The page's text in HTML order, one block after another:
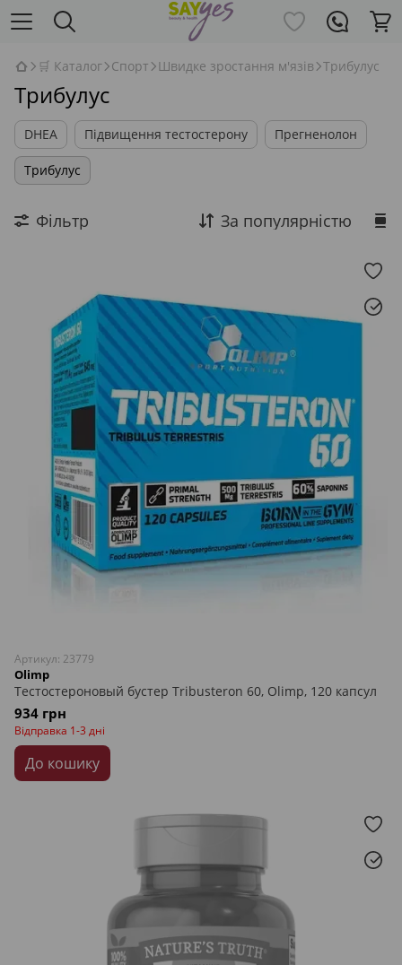
🛒 Каталог Спорт Швидке зростання м'язів Трибулус
Трибулус
DHEA Підвищення тестостерону Прегненолон
Трибулус
Фільтр За популярністю
Артикул: 23779
Olimp
Тестостероновый бустер Tribusteron 60, Olimp, 120 капсул
934 грн
Відправка 1-3 дні
До кошику